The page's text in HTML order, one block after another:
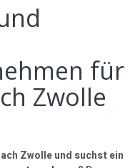
für
Zwolle
Zwolle und suchst ein